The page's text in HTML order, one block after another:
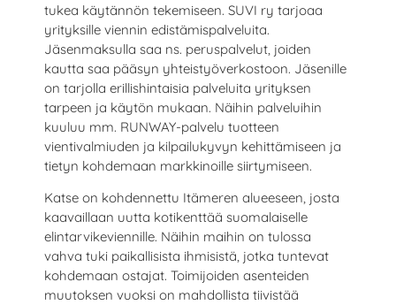
tukea käytännön tekemiseen. SUVI ry tarjoaa
yrityksille viennin edistämispalveluita.
Jäsenmaksulla saa ns. peruspalvelut, joiden
kautta saa pääsyn yhteistyöverkostoon. Jäsenille
on tarjolla erillishintaisia palveluita yrityksen
tarpeen ja käytön mukaan. Näihin palveluihin
kuuluu mm. RUNWAY-palvelu tuotteen
vientivalmiuden ja kilpailukyvyn kehittämiseen ja
tietyn kohdemaan markkinoille siirtymiseen.
Katse on kohdennettu Itämeren alueeseen, josta
kaavaillaan uutta kotikenttää suomalaiselle
elintarvikeviennille. Näihin maihin on tulossa
vahva tuki paikallisista ihmisistä, jotka tuntevat
kohdemaan ostajat. Toimijoiden asenteiden
muutoksen vuoksi on mahdollista tiivistää